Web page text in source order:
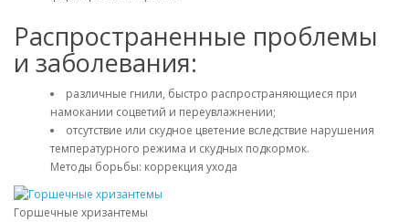
Распространенные проблемы
и заболевания:
различные гнили, быстро распространяющиеся при
намокании соцветий и переувлажнении;
отсутствие или скудное цветение вследствие нарушения
температурного режима и скудных подкормок.
Методы борьбы: коррекция ухода
Горшечные хризантемы